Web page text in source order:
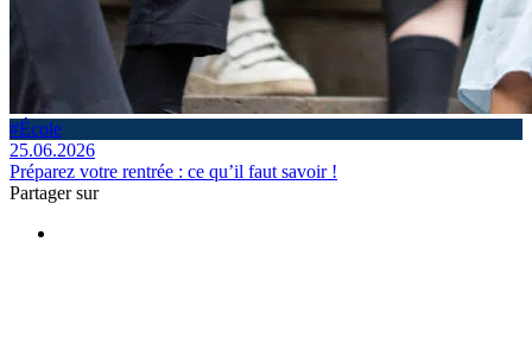
#École
25.06.2026
Préparez votre rentrée : ce qu’il faut savoir !
Partager sur